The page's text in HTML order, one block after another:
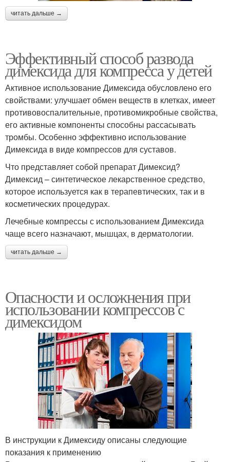
читать дальше →
Эффективный способ развода
димексида для компресса у детей
Активное использование Димексида обусловлено его
свойствами: улучшает обмен веществ в клетках, имеет
противовоспалительные, противомикробные свойства,
его активные компоненты способны рассасывать
тромбы. Особенно эффективно использование
Димексида в виде компрессов для суставов.
Что представляет собой препарат Димексид?
Димексид – синтетическое лекарственное средство,
которое используется как в терапевтических, так и в
косметических процедурах.
Лечебные компрессы с использованием Димексида
чаще всего назначают, мышцах, в дерматологии.
читать дальше →
Опасности и осложнения при
использовании компрессов с
димексидом
В инструкции к Димексиду описаны следующие
показания к применению